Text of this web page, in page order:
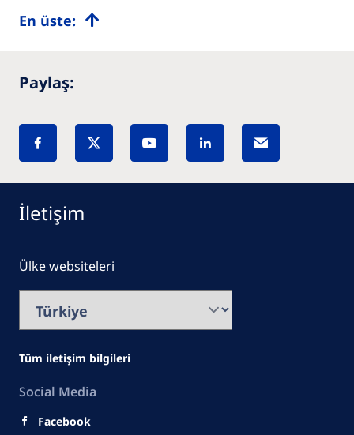
En üste:
Paylaş:
İletişim
Ülke websiteleri
Tüm iletişim bilgileri
Social Media
Facebook